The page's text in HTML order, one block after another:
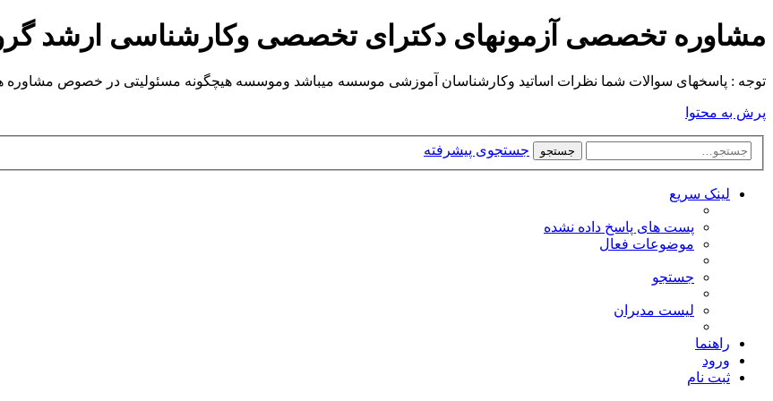
مشاوره تخصصی آزمونهای دکترای تخصصی وکارشناسی ارشد
توجه : پاسخهای سوالات شما نظرات اساتید وکارشناسان آموزشی موسسه میباشد وموسسه هیچگونه مسئولیتی در خصوص مشاوره های داده شده
پرش به محتوا
جستجو جستجوی پیشرفته
لینک سریع
پست های پاسخ داده نشده
موضوعات فعال
جستجو
لیست مدیران
راهنما
ورود
ثبت نام